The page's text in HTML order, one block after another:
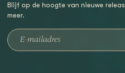
Blijf op de hoogte van nieuwe
meer.